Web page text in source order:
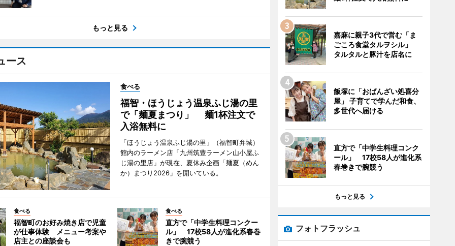
もっと見る
ース
食べる
福智・ほうじょう温泉ふじ湯の里
で「麺夏まつり」 麺1杯注文で
入浴無料に
「ほうじょう温泉ふじ湯の里」（福智町弁城）
館内のラーメン店「九州筑豊ラーメン山小屋ふ
じ湯の里店」が現在、夏休み企画「麺夏（めん
か）まつり2026」を開いている。
食べる
福智町のお好み焼き店で児童
が仕事体験 メニュー考案や
店主との座談会も
食べる
直方で「中学生料理コンクー
ル」 17校58人が進化系春巻
きで腕競う
嘉麻に親子3代で営む「ま
ごころ食堂タルヲシル」
タルタルと豚汁を店名に
飯塚に「おばんざい処喜分
屋」 子育てで学んだ和食、
多世代へ届ける
直方で「中学生料理コンク
ール」 17校58人が進化系
春巻きで腕競う
もっと見る
フォトフラッシュ